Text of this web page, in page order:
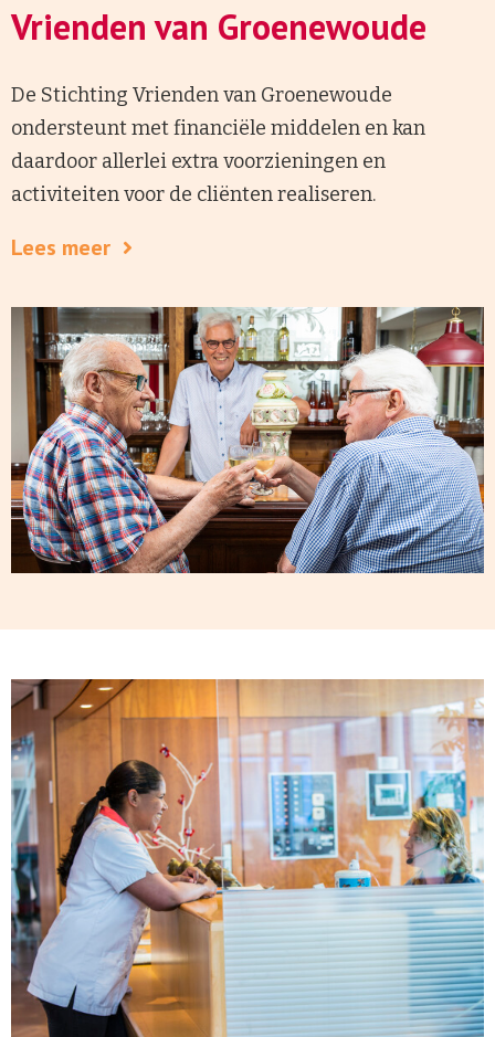
Vrienden van Groenewoude
De Stichting Vrienden van Groenewoude
ondersteunt met financiële middelen en kan
daardoor allerlei extra voorzieningen en
activiteiten voor de cliënten realiseren.
Lees meer